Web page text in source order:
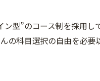
型”のコース制を採用し
の科目選択の自由を必